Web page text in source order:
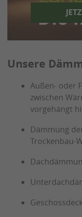
Unsere
Außen- oder
zwischen
vorgehängt
Dämmung
Trockenbau-